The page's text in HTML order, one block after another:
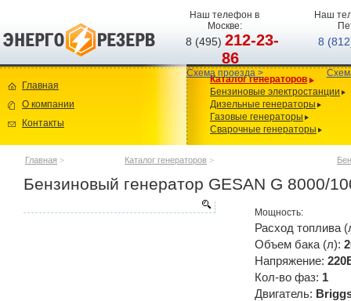
Наш телефон в
Москве:
8 (495)212-23-
86
Схема проезда >
Наш
8
Главная
О компании
Контакты
Каталог генераторов
Бензиновые электростанции
Дизельные генераторы
Газовые генераторы
Сварочные генераторы
Главная > Каталог генераторов >
Бензиновый генератор GESAN G 8000/
Мощность:
Расход топлива
Объем бака (л):
Напряжение:
Кол-во фаз: 1
Двигатель: